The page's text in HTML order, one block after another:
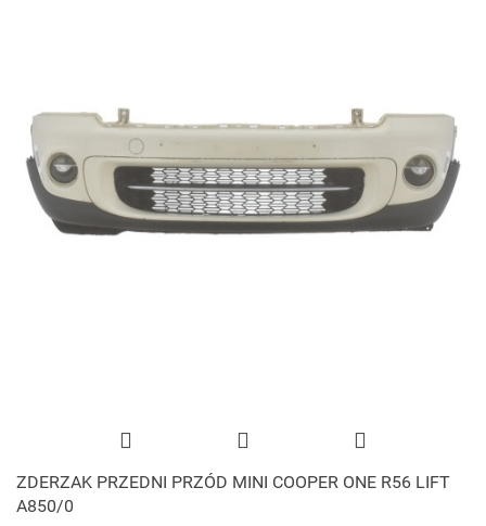
ZDERZAK PRZEDNI PRZÓD MINI COOPER ONE R56 LIFT
A850/0